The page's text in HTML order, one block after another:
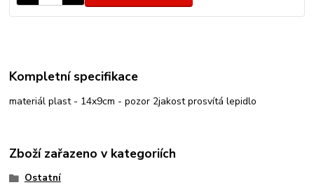
Kompletní specifikace
materiál plast - 14x9cm - pozor 2jakost prosvítá lepidlo
Zboží zařazeno v kategoriích
Ostatní